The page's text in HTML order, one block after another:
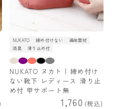
NUKATO 締め付けない
通年素材
消臭
滑り止め付
NUKATO ヌカト | 締め付け
ない靴下 レディース 滑り止
め付 甲サポート無
1,760 税込